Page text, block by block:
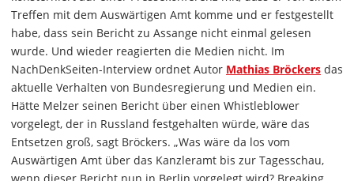
Treffen mit dem Auswärtigen Amt komme und er festgestellt
habe, dass sein Bericht zu Assange nicht einmal gelesen
wurde. Und wieder reagierten die Medien nicht. Im
NachDenkSeiten-Interview ordnet Autor Mathias Bröckers das
aktuelle Verhalten von Bundesregierung und Medien ein.
Hätte Melzer seinen Bericht über einen Whistleblower
vorgelegt, der in Russland festgehalten würde, wäre das
Entsetzen groß, sagt Bröckers. „Was wäre da los vom
Auswärtigen Amt über das Kanzleramt bis zur Tagesschau,